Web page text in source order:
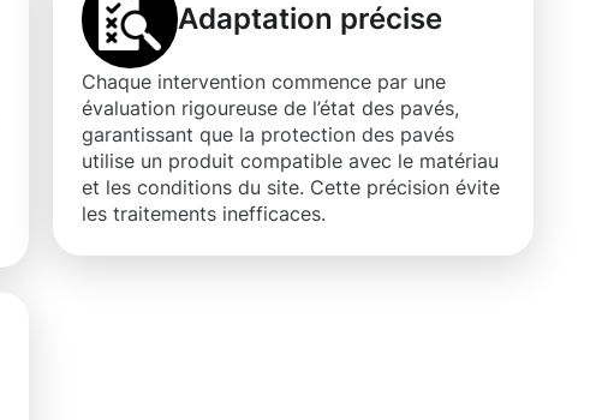
Adaptation précise
Chaque intervention commence par une
évaluation rigoureuse de l’état des pavés,
garantissant que la protection des pavés
utilise un produit compatible avec le matériau
et les conditions du site. Cette précision évite
les traitements inefficaces.